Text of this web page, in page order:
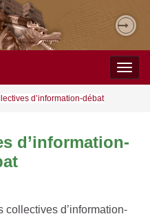
d’information-débat
d’information-
collectives d’information-